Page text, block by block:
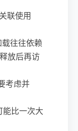
联使用
往往依赖
放后再访
考虑并
比一次大